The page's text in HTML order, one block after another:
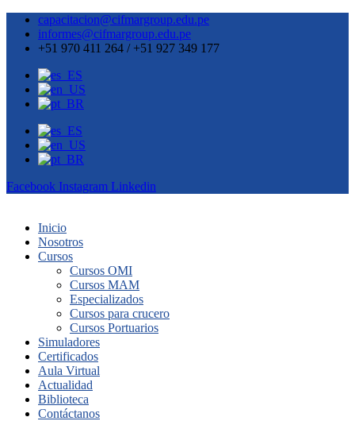
capacitacion@cifmargroup.edu.pe
informes@cifmargroup.edu.pe
+51 970 411 264 / +51 927 349 177
Facebook Instagram Linkedin
Inicio
Nosotros
Cursos
Cursos OMI
Cursos MAM
Especializados
Cursos para crucero
Cursos Portuarios
Simuladores
Certificados
Aula Virtual
Actualidad
Biblioteca
Contáctanos